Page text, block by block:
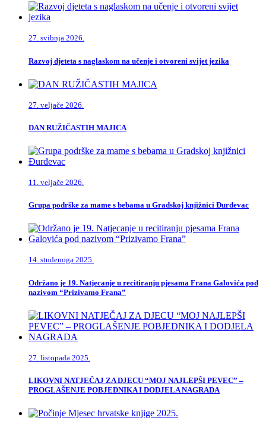
27. svibnja 2026.
Razvoj djeteta s naglaskom na učenje i otvoreni svijet jezika
27. veljače 2026.
DAN RUŽIČASTIH MAJICA
11. veljače 2026.
Grupa podrške za mame s bebama u Gradskoj knjižnici Đurđevac
14. studenoga 2025.
Održano je 19. Natjecanje u recitiranju pjesama Frana Galovića pod
nazivom “Prizivamo Frana”
27. listopada 2025.
LIKOVNI NATJEČAJ ZA DJECU “MOJ NAJLEPŠI PEVEC” –
PROGLAŠENJE POBJEDNIKA I DODJELA NAGRADA